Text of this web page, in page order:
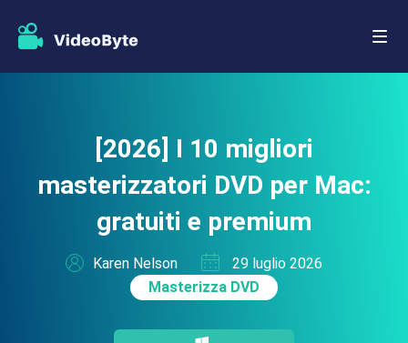
[2026] I 10 migliori
masterizzatori DVD per Mac:
gratuiti e premium
Karen Nelson
29 luglio 2026
Masterizza DVD